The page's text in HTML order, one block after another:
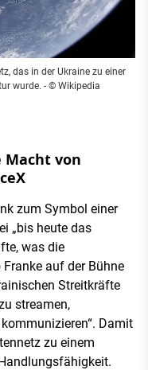
das in der Ukraine zu einer
wurde. - © Wikipedia
Macht von
zum Symbol einer
„bis heute das
was die
auf der Bühne
Streitkräfte
streamen,
Damit
zu einem